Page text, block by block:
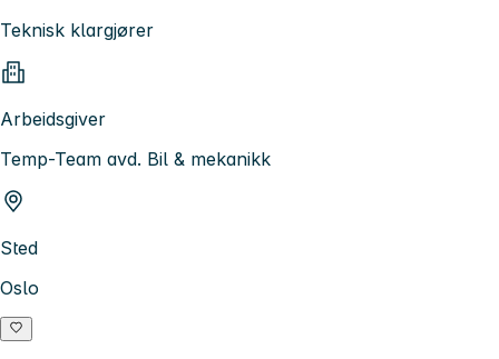
Teknisk klargjører
Arbeidsgiver
Temp-Team avd. Bil & mekanikk
Sted
Oslo